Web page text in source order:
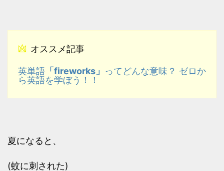
オススメ記事
英単語 「fireworks」
ってどんな意味？ ゼロか
ら英語を学ぼう！！
夏になると、
(蚊に刺された)